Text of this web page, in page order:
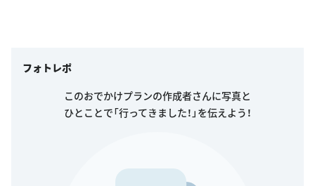
フォトレポ
このおでかけプランの作成者さんに写真と
ひとことで「行ってきました！」を伝えよう！